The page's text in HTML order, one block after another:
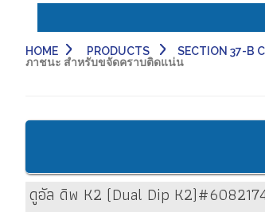
HOME PRODUCTS SECTION 37-B
ภาชนะ สำหรับขจัดคราบติดแน่น
ดูอัล ดิพ K2 (Dual Dip